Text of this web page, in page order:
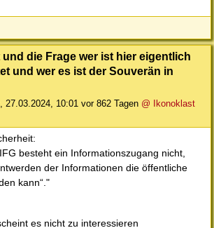
die Frage wer ist hier eigentlich
und wer es ist der Souverän in
27.03.2024, 10:01 vor 862 Tagen @ Ikonoklast
besteht ein Informationszugang nicht,
der Informationen die öffentliche
kann“."
es nicht zu interessieren